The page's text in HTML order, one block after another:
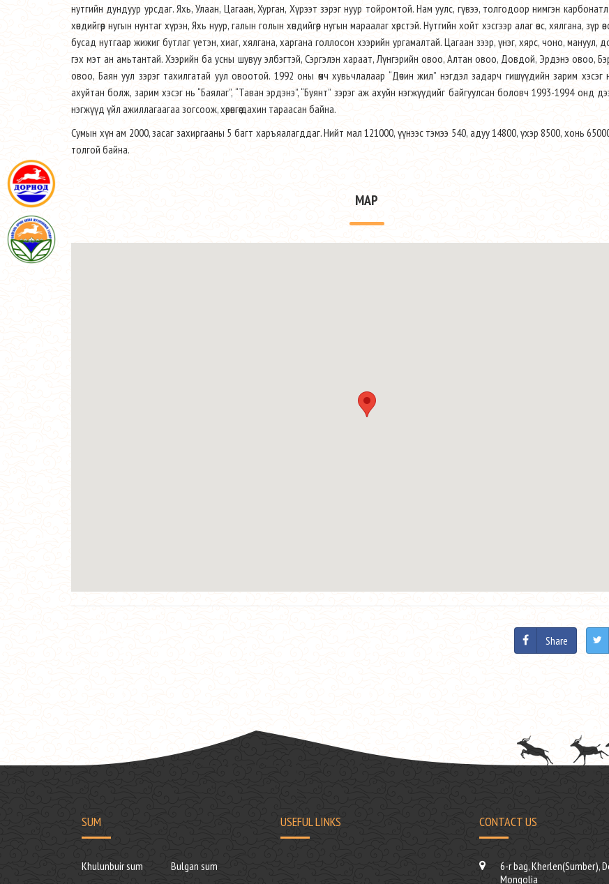
нутгийн дундуур урсдаг. Яхь, Улаан, Цагаан, Хурган, Хүрээт зэрэг нуур тойромтой. Нам уулс, гүвээ, толгодоор нимгэн
хөндийгөөр нугын нунтаг хүрэн, Яхь нуур, галын голын хөндийгөөр нугын мараалаг хөрстэй. Нутгийн хойт хэсгээр алаг өвс, хялгана, зүр
бусад нутгаар жижиг бутлаг үетэн, хиаг, хялгана, харгана голлосон хээрийн ургамалтай. Цагаан зээр, үнэг, хярс, чоно, мануул,
гэх мэт ан амьтантай. Хээрийн ба усны шувуу элбэгтэй, Сэргэлэн хараат, Лүнгэрийн овоо, Алтан овоо, Довдой, Эрдэнэ овоо,
овоо, Баян уул зэрэг тахилгатай уул овоотой. 1992 оны өмч хувьчлалаар “Дөчин жил” нэгдэл задарч гишүүдийн зарим
ахуйтан болж, зарим хэсэг нь “Баялаг”, “Таван эрдэнэ”, “Буянт” зэрэг аж ахуйн нэгжүүдийг байгуулсан боловч 1993-1994 онд
нэгжүүд үйл ажиллагаагаа зогсоож, хөрөнгөө дахин тараасан байна.
Сумын хүн ам 2000, засаг захиргааны 5 багт харъяалагддаг. Нийт мал 121000, үүнээс тэмээ 540, адуу 14800, үхэр 8500, хонь
толгой байна.
MAP
Share
SUM
Khulunbuir sum
Bulgan sum
USEFUL LINKS CONTACT US
6-r bag, Kherlen(Sumber),
Mongolia